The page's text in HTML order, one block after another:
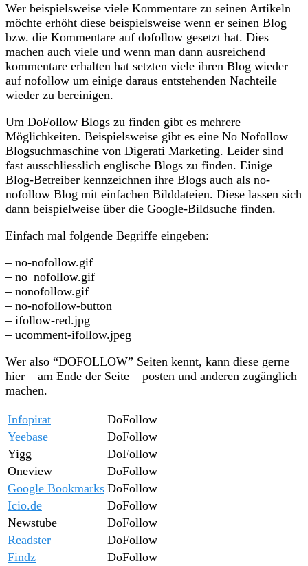
Wer beispielsweise viele Kommentare zu seinen Artikeln
möchte erhöht diese beispielsweise wenn er seinen Blog
bzw. die Kommentare auf dofollow gesetzt hat. Dies
machen auch viele und wenn man dann ausreichend
kommentare erhalten hat setzten viele ihren Blog wieder
auf nofollow um einige daraus entstehenden Nachteile
wieder zu bereinigen.
Um DoFollow Blogs zu finden gibt es mehrere
Möglichkeiten. Beispielsweise gibt es eine No Nofollow
Blogsuchmaschine von Digerati Marketing. Leider sind
fast ausschliesslich englische Blogs zu finden. Einige
Blog-Betreiber kennzeichnen ihre Blogs auch als no-
nofollow Blog mit einfachen Bilddateien. Diese lassen sich
dann beispielweise über die Google-Bildsuche finden.
Einfach mal folgende Begriffe eingeben:
– no-nofollow.gif
– no_nofollow.gif
– nonofollow.gif
– no-nofollow-button
– ifollow-red.jpg
– ucomment-ifollow.jpeg
Wer also “DOFOLLOW” Seiten kennt, kann diese gerne
hier – am Ende der Seite – posten und anderen zugänglich
machen.
Infopirat
DoFollow
Yeebase
DoFollow
Yigg
DoFollow
Oneview
DoFollow
Google Bookmarks DoFollow
Icio.de
DoFollow
Newstube
DoFollow
Readster
DoFollow
Findz
DoFollow